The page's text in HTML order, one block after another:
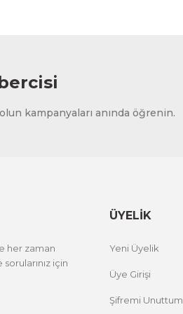
kampanyaları anında öğrenin.
her zaman
sorularınız için
ÜYELİK
Yeni Üyelik
Üye Girişi
Şifremi Unuttum